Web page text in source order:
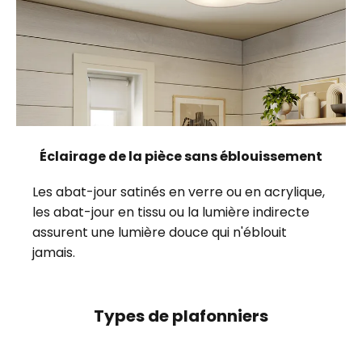
Éclairage de la pièce sans éblouissement
Les abat-jour satinés en verre ou en acrylique,
les abat-jour en tissu ou la lumière indirecte
assurent une lumière douce qui n'éblouit
jamais.
Types de plafonniers